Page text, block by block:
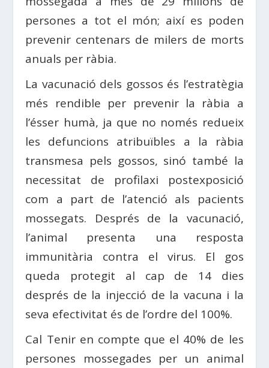
persones a tot el món; així es poden
prevenir centenars de milers de morts
anuals per ràbia.
La vacunació dels gossos és l’estratègia
més rendible per prevenir la ràbia a
l’ésser humà, ja que no només redueix
les defuncions atribuïbles a la ràbia
transmesa pels gossos, sinó també la
necessitat de profilaxi postexposició
com a part de l’atenció als pacients
mossegats. Després de la vacunació,
l’animal presenta una resposta
immunitària contra el virus. El gos
queda protegit al cap de 14 dies
després de la injecció de la vacuna i la
seva efectivitat és de l’ordre del 100%.
Cal Tenir en compte que el 40% de les
persones mossegades per un animal